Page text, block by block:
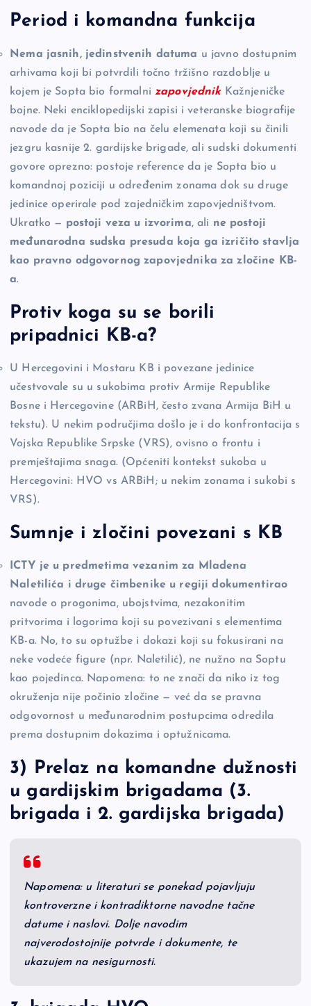
Period i komandna funkcija
Nema jasnih, jedinstvenih datuma u javno dostupnim
arhivama koji bi potvrdili točno tržišno razdoblje u
kojem je Sopta bio formalnizapovjednikKažnjeničke
bojne. Neki enciklopedijski zapisi i veteranske biografije
navode da je Sopta bio na čelu elemenata koji su činili
jezgru kasnije 2. gardijske brigade, ali sudski dokumenti
govore oprezno: postoje reference da je Sopta bio u
komandnoj poziciji u određenim zonama dok su druge
jedinice operirale pod zajedničkim zapovjedništvom.
Ukratko — postoji veza u izvorima, ali ne postoji
međunarodna sudska presuda koja ga izričito stavlja
kao pravno odgovornog zapovjednika za zločine KB-
a.
Protiv koga su se borili
pripadnici KB-a?
U Hercegovini i Mostaru KB i povezane jedinice
učestvovale su u sukobima protiv Armije Republike
Bosne i Hercegovine (ARBiH, često zvana Armija BiH u
tekstu). U nekim područjima došlo je i do konfrontacija s
Vojska Republike Srpske (VRS), ovisno o frontu i
premještajima snaga. (Općeniti kontekst sukoba u
Hercegovini: HVO vs ARBiH; u nekim zonama i sukobi s
VRS).
Sumnje i zločini povezani s KB
ICTY je u predmetima vezanim za Mladena
Naletilića i druge čimbenike u regiji dokumentirao
navode o progonima, ubojstvima, nezakonitim
pritvorima i logorima koji su povezivani s elementima
KB-a. No, to su optužbe i dokazi koji su fokusirani na
neke vodeće figure (npr. Naletilić), ne nužno na Soptu
kao pojedinca. Napomena: to ne znači da niko iz tog
okruženja nije počinio zločine — već da se pravna
odgovornost u međunarodnim postupcima odredila
prema dostupnim dokazima i optužnicama.
3) Prelaz na komandne dužnosti
u gardijskim brigadama (3.
brigada i 2. gardijska brigada)
Napomena: u literaturi se ponekad pojavljuju
kontroverzne i kontradiktorne navodne tačne
datume i naslovi. Dolje navodim
najverodostojnije potvrde i dokumente, te
ukazujem na nesigurnosti.